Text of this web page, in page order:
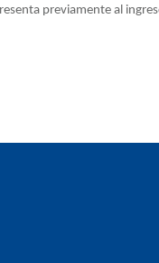
previamente al